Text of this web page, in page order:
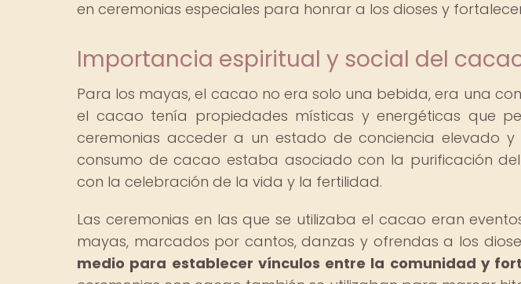
en ceremonias especiales para honrar a los dioses y
Importancia espiritual y social del
Para los mayas, el cacao no era solo una bebida, era una
el cacao tenía propiedades místicas y energéticas que
ceremonias acceder a un estado de conciencia elevado y
consumo de cacao estaba asociado con la purificación
con la celebración de la vida y la fertilidad.
Las ceremonias en las que se utilizaba el cacao eran
mayas, marcados por cantos, danzas y ofrendas a los
medio para establecer vínculos entre la comunidad y